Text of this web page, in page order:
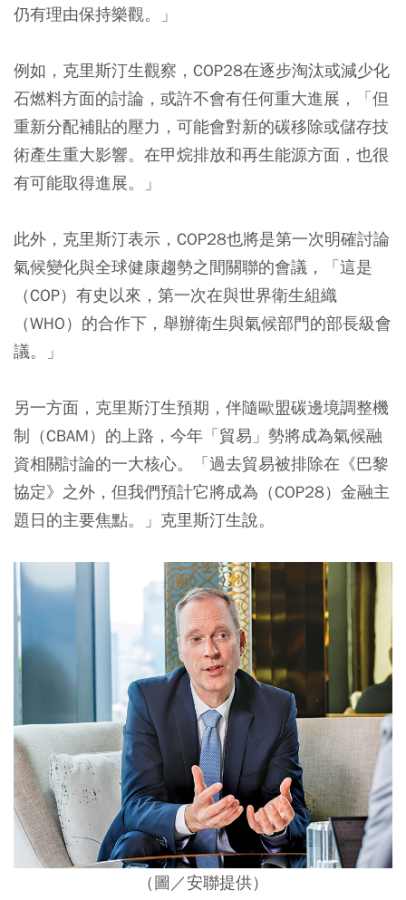
仍有理由保持樂觀。」
例如，克里斯汀生觀察，COP28在逐步淘汰或減少化
石燃料方面的討論，或許不會有任何重大進展，「但
重新分配補貼的壓力，可能會對新的碳移除或儲存技
術產生重大影響。在甲烷排放和再生能源方面，也很
有可能取得進展。」
此外，克里斯汀表示，COP28也將是第一次明確討論
氣候變化與全球健康趨勢之間關聯的會議，「這是
（COP）有史以來，第一次在與世界衛生組織
（WHO）的合作下，舉辦衛生與氣候部門的部長級會
議。」
另一方面，克里斯汀生預期，伴隨歐盟碳邊境調整機
制（CBAM）的上路，今年「貿易」勢將成為氣候融
資相關討論的一大核心。「過去貿易被排除在《巴黎
協定》之外，但我們預計它將成為（COP28）金融主
題日的主要焦點。」克里斯汀生說。
（圖／安聯提供）